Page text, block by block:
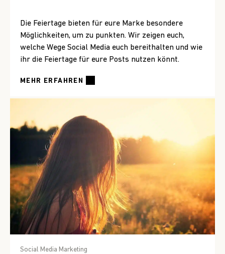
Die Feiertage bieten für eure Marke besondere
Möglichkeiten, um zu punkten. Wir zeigen euch,
welche Wege Social Media euch bereithalten und wie
ihr die Feiertage für eure Posts nutzen könnt.
MEHR ERFAHREN
Social Media Marketing